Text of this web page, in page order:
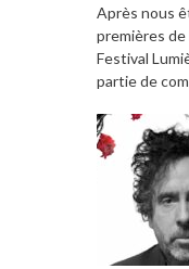
Après nous
premières
Festival
partie de